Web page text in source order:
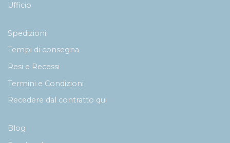
Ufficio
Spedizioni
Tempi di consegna
Resi e Recessi
Termini e Condizioni
Recedere dal contratto qui
Blog